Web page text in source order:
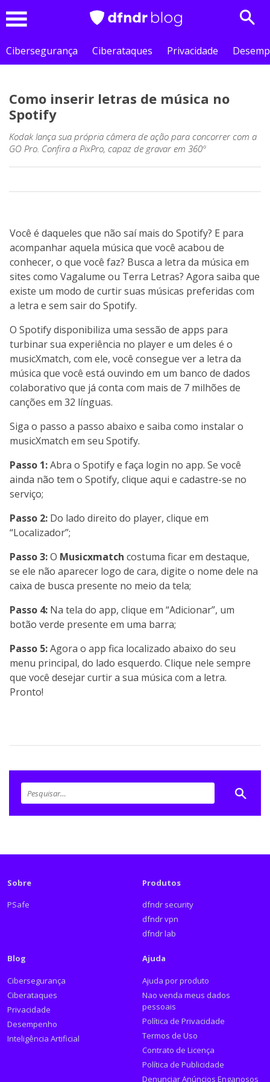
Cibersegurança
Ciberataques Privacidade
Como inserir letras de música no
Spotify
Kodak lança sua própria câmera de ação para concorrer com a
GO Pro. Confira a PixPro, capaz de gravar em 360º
Você é daqueles que não saí mais do Spotify? E para
acompanhar aquela música que você acabou de
conhecer, o que você faz? Busca a letra da música em
sites como Vagalume ou Terra Letras? Agora saiba que
existe um modo de curtir suas músicas preferidas com
a letra e sem sair do Spotify.
O Spotify disponibiliza uma sessão de apps para
turbinar sua experiência no player e um deles é o
musicXmatch, com ele, você consegue ver a letra da
música que você está ouvindo em um banco de dados
colaborativo que já conta com mais de 7 milhões de
canções em 32 línguas.
Siga o passo a passo abaixo e saiba como instalar o
musicXmatch em seu Spotify.
Passo 1:Abra o Spotify e faça login no app. Se você
ainda não tem o Spotify, clique aqui e cadastre-se no
serviço;
Passo 2: Do lado direito do player, clique em
“Localizador”;
Passo 3:O Musicxmatch costuma ficar em destaque,
se ele não aparecer logo de cara, digite o nome dele na
caixa de busca presente no meio da tela;
Passo 4: Na tela do app, clique em “Adicionar”, um
botão verde presente em uma barra;
Passo 5:Agora o app fica localizado abaixo do seu
menu principal, do lado esquerdo. Clique nele sempre
que você desejar curtir a sua música com a letra.
Pronto!
Sobre
PSafe
Produtos
dfndr security
dfndr vpn
dfndr lab
Blog
Cibersegurança
Ciberataques
Privacidade
Desempenho
Inteligência Artificial
Ajuda
Ajuda por produto
Nao venda meus dados
pessoais
Política de Privacidade
Termos de Uso
Contrato de Licença
Política de Publicidade
Denunciar Anúncios Enganosos